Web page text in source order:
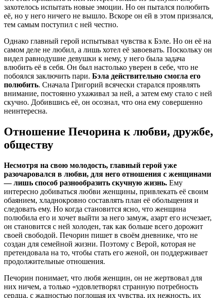
захотелось испытать новые эмоции. Но он пытался полюбить
её, но у него ничего не вышло. Вскоре он ей в этом признался,
тем самым поступил с ней честно.
Однако главный герой испытывал чувства к Бэле. Но он её на
самом деле не любил, а лишь хотел её завоевать. Поскольку он
видел равнодушие девушки к нему, у него была задача
влюбить её в себя. Он был настолько уверен в себе, что не
побоялся заключить пари. Бэла действительно смогла его
полюбить. Сначала Григорий всячески старался проявлять
внимание, постоянно ухаживал за ней, а затем ему стало с ней
скучно. Добившись её, он осознал, что она ему совершенно
неинтересна.
Отношение Печорина к любви, дружбе,
обществу
Несмотря на свою молодость, главный герой уже
разочаровался в любви, для него отношения с женщинами
— лишь способ разнообразить скучную жизнь. Ему
интересно добиваться любви женщины, привлекать её своим
обаянием, хладнокровно составлять план её обольщения и
следовать ему. Но когда становится ясно, что женщина
полюбила его и хочет выйти за него замуж, азарт его исчезает,
он становится с ней холоден, так как больше всего дорожит
своей свободой. Печорин пишет в своём дневнике, что не
создан для семейной жизни. Поэтому с Верой, которая не
претендовала на то, чтобы стать его женой, он поддерживает
продолжительные отношения.
Печорин понимает, что любя женщин, он не жертвовал для
них ничем, а только «удовлетворял странную потребность
сердца, с жадностью поглощая их чувства, их нежность, их